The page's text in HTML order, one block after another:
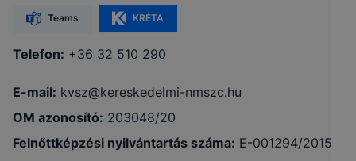
Teams KRÉTA
Telefon: +36 32 510 290
E-mail: kvsz@kereskedelmi-nmszc.hu
OM azonosító: 203048/20
Felnőttképzési nyilvántartás száma: E-001294/2015